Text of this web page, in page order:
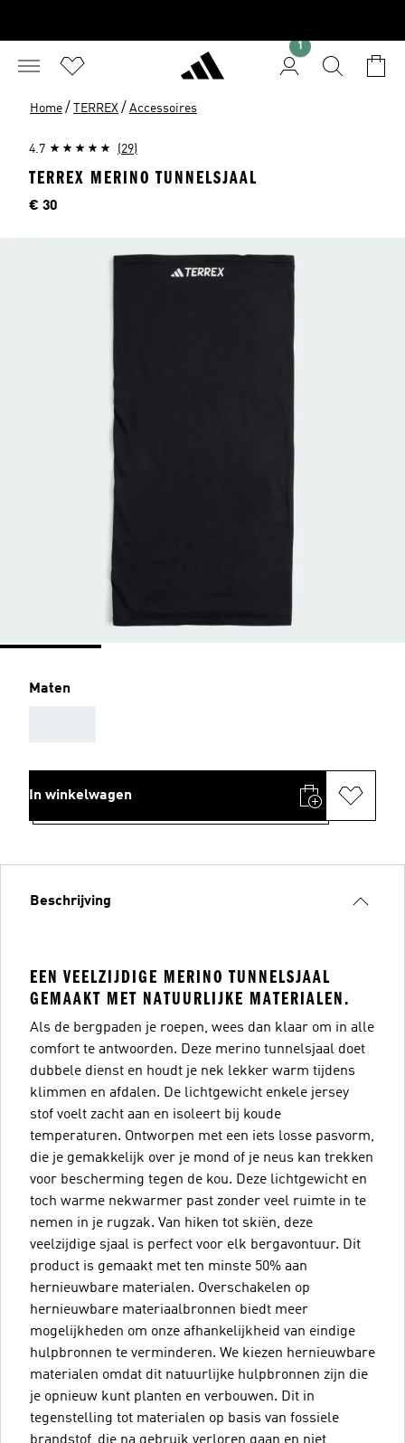
1
Home / TERREX / Accessoires
4.7 (29)
TERREX MERINO TUNNELSJAAL
Price
€ 30
Maten
In winkelwagen
Beschrijving
EEN VEELZIJDIGE MERINO TUNNELSJAAL
GEMAAKT MET NATUURLIJKE MATERIALEN.
Als de bergpaden je roepen, wees dan klaar om in alle
comfort te antwoorden. Deze merino tunnelsjaal doet
dubbele dienst en houdt je nek lekker warm tijdens
klimmen en afdalen. De lichtgewicht enkele jersey
stof voelt zacht aan en isoleert bij koude
temperaturen. Ontworpen met een iets losse pasvorm,
die je gemakkelijk over je mond of je neus kan trekken
voor bescherming tegen de kou. Deze lichtgewicht en
toch warme nekwarmer past zonder veel ruimte in te
nemen in je rugzak. Van hiken tot skiën, deze
veelzijdige sjaal is perfect voor elk bergavontuur. Dit
product is gemaakt met ten minste 50% aan
hernieuwbare materialen. Overschakelen op
hernieuwbare materiaalbronnen biedt meer
mogelijkheden om onze afhankelijkheid van eindige
hulpbronnen te verminderen. We kiezen hernieuwbare
materialen omdat dit natuurlijke hulpbronnen zijn die
je opnieuw kunt planten en verbouwen. Dit in
tegenstelling tot materialen op basis van fossiele